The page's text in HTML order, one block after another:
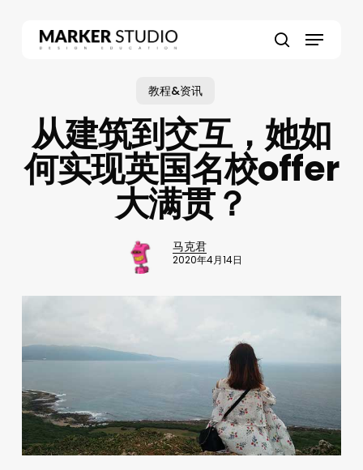
Menu
教程&资讯
从建筑到交互，她如
何实现英国名校offer
大满贯？
马克君
2020年4月14日